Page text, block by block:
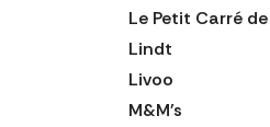
Le Petit Carré
Lindt
Livoo
M&M's